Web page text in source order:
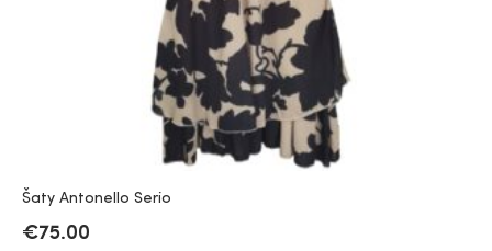
Šaty Antonello Serio
€75.00